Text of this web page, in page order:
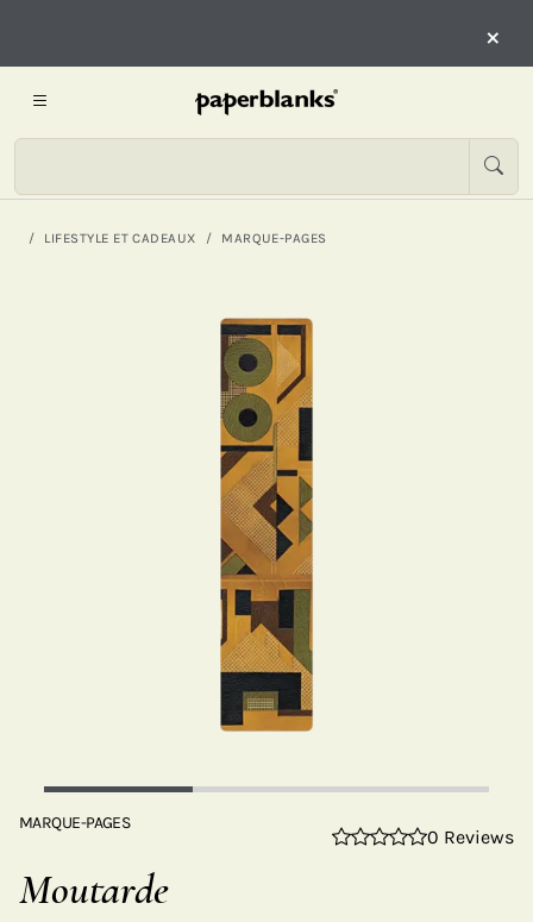
×
LIFESTYLE ET CADEAUX MARQUE-PAGES
MARQUE-PAGES
0 Reviews
Moutarde